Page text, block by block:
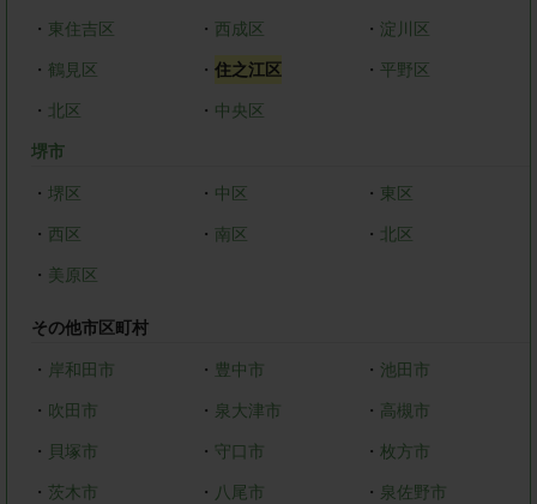
・ 東住吉区 ・ 西成区 ・ 淀川区
・ 鶴見区 ・ 住之江区 ・平野区
・ 北区 ・ 中央区
堺市
・ 堺区 ・ 中区 ・ 東区
・ 西区 ・ 南区 ・ 北区
・ 美原区
その他市区町村
・ 岸和田市 ・ 豊中市 ・ 池田市
・ 吹田市 ・ 泉大津市 ・ 高槻市
・ 貝塚市 ・ 守口市 ・枚方市
・ 茨木市 ・ 八尾市 ・ 泉佐野市